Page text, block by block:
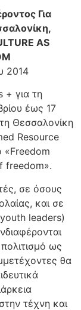
Για
AS
2014
+ για τη
έως 17
Θεσσαλονίκη
Resource
«Freedom
freedom».
σε όσους
και σε
leaders)
ως
θα
τέχνη και